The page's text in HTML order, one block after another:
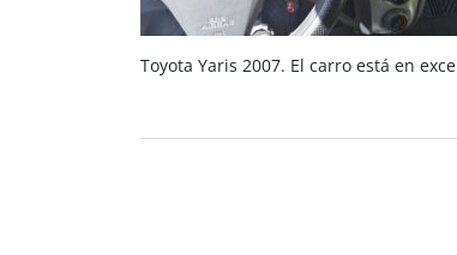
Toyota Yaris 2007. El carro está en